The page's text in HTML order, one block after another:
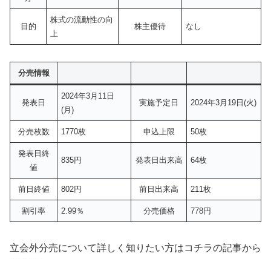
目的
株式の流動性の向
上
株主優待 なし
分売情報
発表日
2024年3月11日
(月)
実施予定日 2024年3月19日(火)
分売枚数 1770枚 申込上限 50枚
発表日終
値
835円 発表日出来高 64枚
前日終値 802円 前日出来高 211枚
割引率 2.99％ 分売価格 778円
立会外分売について詳しく知りたい方はコチラの記事から